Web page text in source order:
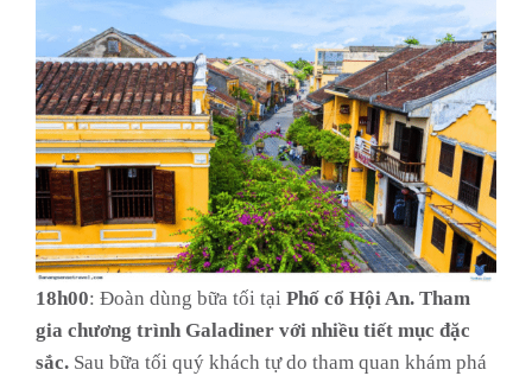
18h00: Đoàn dùng bữa tối tại Phố cổ Hội An. Tham
gia chương trình Galadiner với nhiều tiết mục đặc
sắc. Sau bữa tối quý khách tự do tham quan khám phá